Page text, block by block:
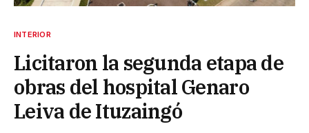
INTERIOR
Licitaron la segunda etapa de
obras del hospital Genaro
Leiva de Ituzaingó